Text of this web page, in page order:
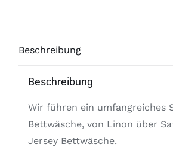
Beschreibung
Beschreibung
Wir führen ein umfangreiches
Bettwäsche, von Linon über
Jersey Bettwäsche.